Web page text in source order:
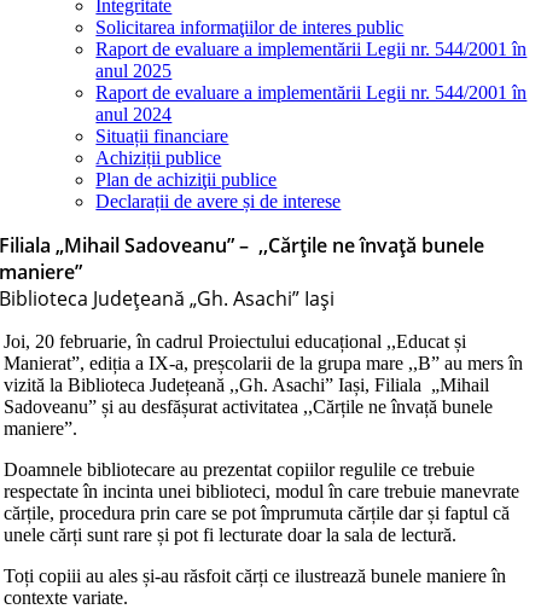
Integritate
Solicitarea informaţiilor de interes public
Raport de evaluare a implementării Legii nr. 544/2001 în
anul 2025
Raport de evaluare a implementării Legii nr. 544/2001 în
anul 2024
Situații financiare
Achiziții publice
Plan de achiziţii publice
Declarații de avere și de interese
Filiala „Mihail Sadoveanu” – ,,Cărțile ne învață bunele
maniere”
Biblioteca Judeţeană „Gh. Asachi” Iaşi
Joi, 20 februarie, în cadrul Proiectului educațional ,,Educat și
Manierat”, ediția a IX-a, preșcolarii de la grupa mare ,,B” au mers în
vizită la Biblioteca Județeană ,,Gh. Asachi” Iași, Filiala „Mihail
Sadoveanu” și au desfășurat activitatea ,,Cărțile ne învață bunele
maniere”.
Doamnele bibliotecare au prezentat copiilor regulile ce trebuie
respectate în incinta unei biblioteci, modul în care trebuie manevrate
cărțile, procedura prin care se pot împrumuta cărțile dar și faptul că
unele cărți sunt rare și pot fi lecturate doar la sala de lectură.
Toți copiii au ales și-au răsfoit cărți ce ilustrează bunele maniere în
contexte variate.